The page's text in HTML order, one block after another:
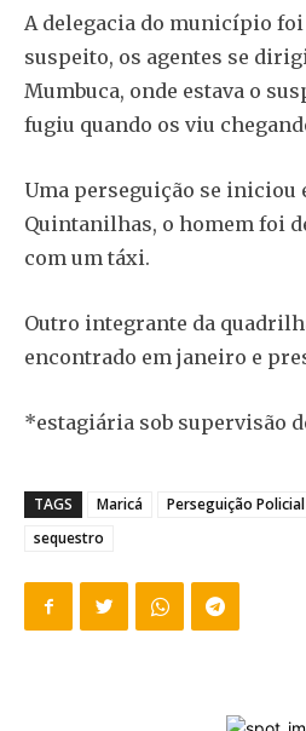
A delegacia do município
suspeito, os agentes se
Mumbuca, onde estava o
fugiu quando os viu
Uma perseguição se iniciou
Quintanilhas, o homem foi
com um táxi.
Outro integrante da
encontrado em janeiro e
*estagiária sob supervisão
TAGS Maricá Perseguição Policial
sequestro